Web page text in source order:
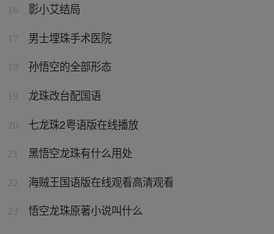
16 影小艾结局
17 男士埋珠手术医院
18 孙悟空的全部形态
19 龙珠改台配国语
20 七龙珠2粤语版在线播放
21 黑悟空龙珠有什么用处
22 海贼王国语版在线观看高清观看
23 悟空龙珠原著小说叫什么